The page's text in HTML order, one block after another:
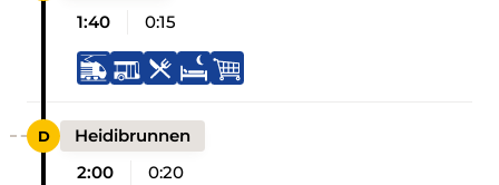
1:40
0:15
Heidibrunnen
2:00
0:20